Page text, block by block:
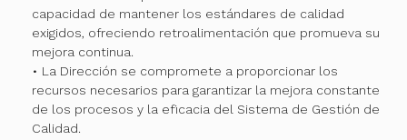
capacidad de mantener los estándares de calidad
exigidos, ofreciendo retroalimentación que promueva su
mejora continua.
• La Dirección se compromete a proporcionar los
recursos necesarios para garantizar la mejora constante
de los procesos y la eficacia del Sistema de Gestión de
Calidad.